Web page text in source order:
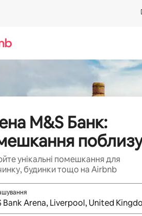
M&S Банк:
унікальні помешкання для
будинки тощо на Airbnb
результати пошуку,